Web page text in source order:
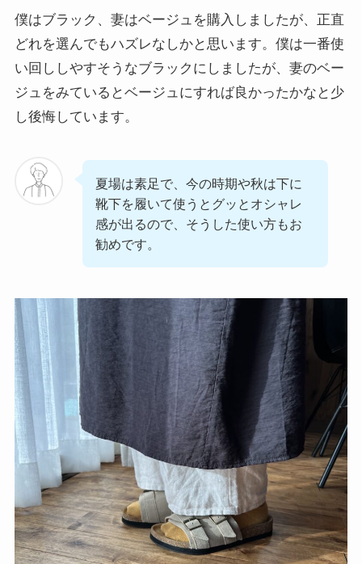
僕はブラック、妻はベージュを購入しましたが、正直
どれを選んでもハズレなしかと思います。僕は一番使
い回ししやすそうなブラックにしましたが、妻のベー
ジュをみているとベージュにすれば良かったかなと少
し後悔しています。
夏場は素足で、今の時期や秋は下に
靴下を履いて使うとグッとオシャレ
感が出るので、そうした使い方もお
勧めです。